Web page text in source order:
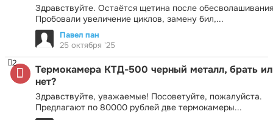
Здравствуйте. Остаётся щетина после
Пробовали увеличение циклов, замену бил,...
Павел пан
25 октября '25
Термокамера КТД-500 черный металл, брать
нет?
Здравствуйте, уважаемые! Посоветуйте, пожалуйста.
Предлагают по 80000 рублей две термокамеры...
2